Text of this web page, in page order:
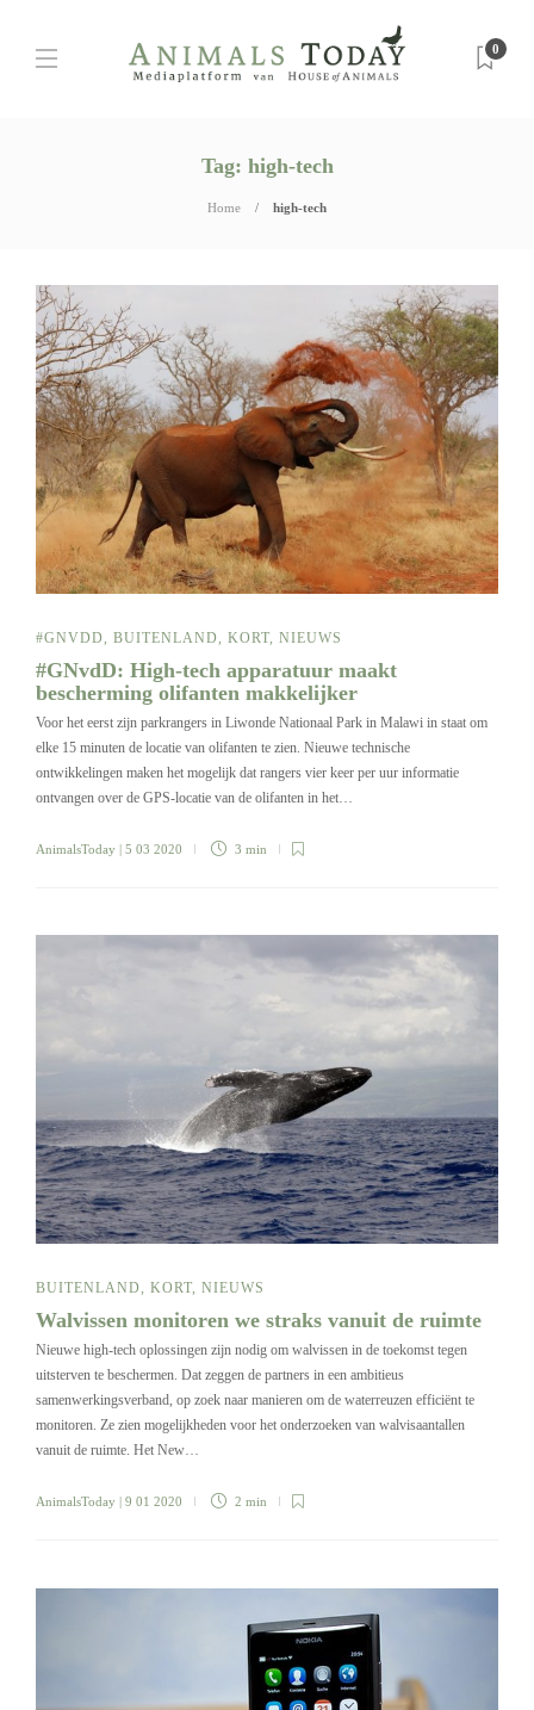
0
Tag: high-tech
Home high-tech
#GNVDD BUITENLAND KORT NIEUWS
#GNvdD: High-tech apparatuur maakt
bescherming olifanten makkelijker
Voor het eerst zijn parkrangers in Liwonde Nationaal Park in Malawi in staat om
elke 15 minuten de locatie van olifanten te zien. Nieuwe technische
ontwikkelingen maken het mogelijk dat rangers vier keer per uur informatie
ontvangen over de GPS-locatie van de olifanten in het…
AnimalsToday | 5 03 2020 3 min
BUITENLAND KORT NIEUWS
Walvissen monitoren we straks vanuit de ruimte
Nieuwe high-tech oplossingen zijn nodig om walvissen in de toekomst tegen
uitsterven te beschermen. Dat zeggen de partners in een ambitieus
samenwerkingsverband, op zoek naar manieren om de waterreuzen efficiënt te
monitoren. Ze zien mogelijkheden voor het onderzoeken van walvisaantallen
vanuit de ruimte. Het New…
AnimalsToday | 9 01 2020 2 min